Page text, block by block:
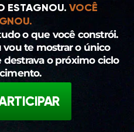
ESTAGNOU.VOCÊ
o que você constrói.
vou te mostrar o único
o próximo ciclo